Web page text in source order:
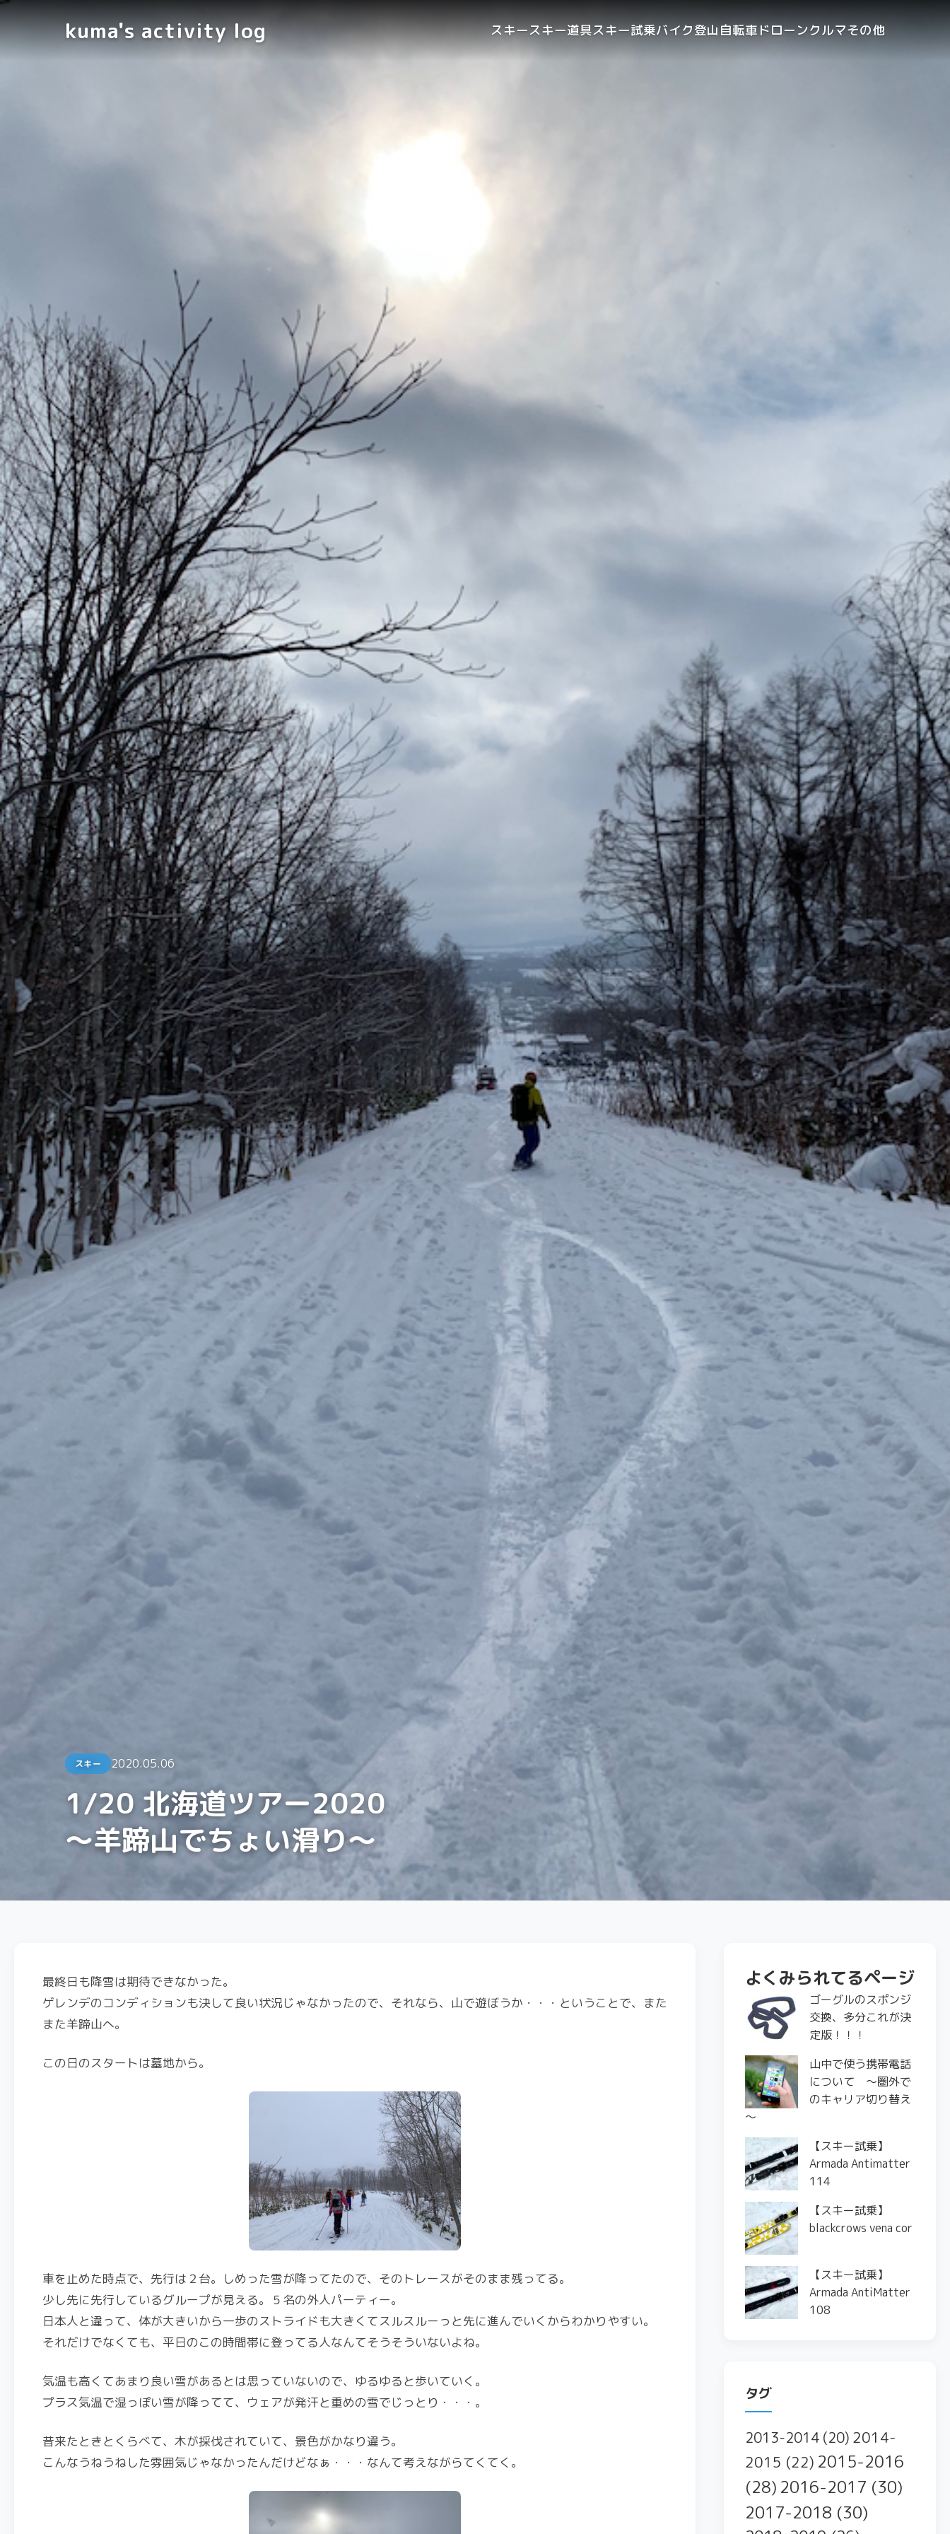
kuma's activity log スキースキー道具スキー試乗バイク登山自転車ドローンクルマその他
スキー 2020.05.06
1/20 北海道ツアー2020
～羊蹄山でちょい滑り～
最終日も降雪は期待できなかった。
ゲレンデのコンディションも決して良い状況じゃなかったので、それなら、山で遊ぼうか・・・ということで、また
また羊蹄山へ。
この日のスタートは墓地から。
車を止めた時点で、先行は２台。しめった雪が降ってたので、そのトレースがそのまま残ってる。
少し先に先行しているグループが見える。５名の外人パーティー。
日本人と違って、体が大きいから一歩のストライドも大きくてスルスルーっと先に進んでいくからわかりやすい。
それだけでなくても、平日のこの時間帯に登ってる人なんてそうそういないよね。
気温も高くてあまり良い雪があるとは思っていないので、ゆるゆると歩いていく。
プラス気温で湿っぽい雪が降ってて、ウェアが発汗と重めの雪でじっとり・・・。
昔来たときとくらべて、木が採伐されていて、景色がかなり違う。
こんなうねうねした雰囲気じゃなかったんだけどなぁ・・・なんて考えながらてくてく。
よくみられてるページ
ゴーグルのスポンジ
交換、多分これが決
定版！！！
山中で使う携帯電話
について ～圏外で
のキャリア切り替え
～
【スキー試乗】
Armada Antimatter
114
【スキー試乗】
blackcrows vena cor
【スキー試乗】
Armada AntiMatter
108
タグ
2013-2014 (20) 2014-
2015 (22) 2015-2016
(28) 2016-2017 (30)
2017-2018 (30)